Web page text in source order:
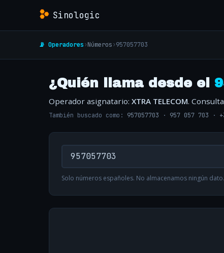
Sinologic
📡 Operadores›Números›957057703
¿Quién llama desde el
Operador asignatario: XTRA TELECOM.
También buscado como: 957057703 · 957 057 703 ·
Solo números españoles. No almacenamos ningún dato.